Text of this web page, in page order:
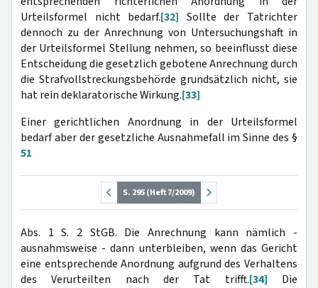
Urteilsformel nicht bedarf.[32] Sollte der Tatrichter
dennoch zu der Anrechnung von Untersuchungshaft in
der Urteilsformel Stellung nehmen, so beeinflusst diese
Entscheidung die gesetzlich gebotene Anrechnung durch
die Strafvollstreckungsbehörde grundsätzlich nicht, sie
hat rein deklaratorische Wirkung.[33]
Einer gerichtlichen Anordnung in der Urteilsformel
bedarf aber der gesetzliche Ausnahmefall im Sinne des §
51
S. 295 (Heft 7/2009)
Abs. 1 S. 2 StGB. Die Anrechnung kann nämlich -
ausnahmsweise - dann unterbleiben, wenn das Gericht
eine entsprechende Anordnung aufgrund des Verhaltens
des Verurteilten nach der Tat trifft.[34] Die